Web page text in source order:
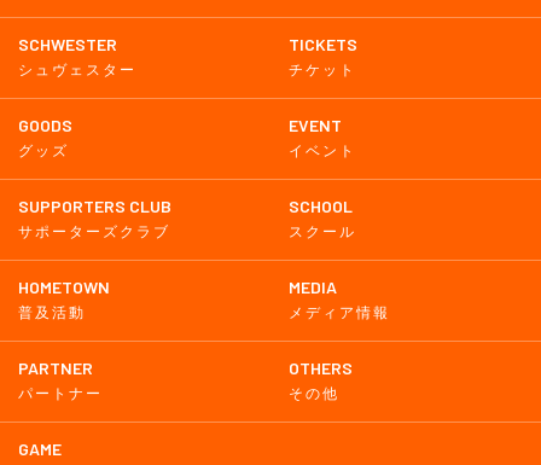
SCHWESTER
シュヴェスター
TICKETS
チケット
GOODS
グッズ
EVENT
イベント
SUPPORTERS CLUB
サポーターズクラブ
SCHOOL
スクール
HOMETOWN
普及活動
MEDIA
メディア情報
PARTNER
パートナー
OTHERS
その他
GAME